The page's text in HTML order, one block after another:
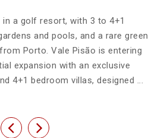
a golf resort, with 3 to 4+1
and pools, and a rare green
Porto. Vale Pisão is entering
expansion with an exclusive
4+1 bedroom villas, designed ...
Previous
Next